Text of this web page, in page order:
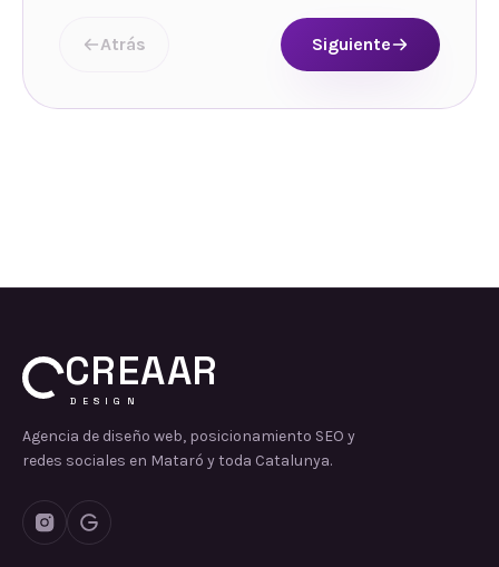
Atrás Siguiente
CREAAR
DESIGN
Agencia de diseño web, posicionamiento SEO y
redes sociales en Mataró y toda Catalunya.